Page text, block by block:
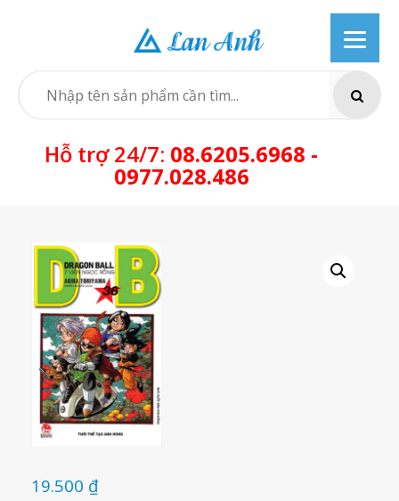
SEARCH
Hỗ trợ 24/7: 08.6205.6968 -
0977.028.486
19.500 ₫